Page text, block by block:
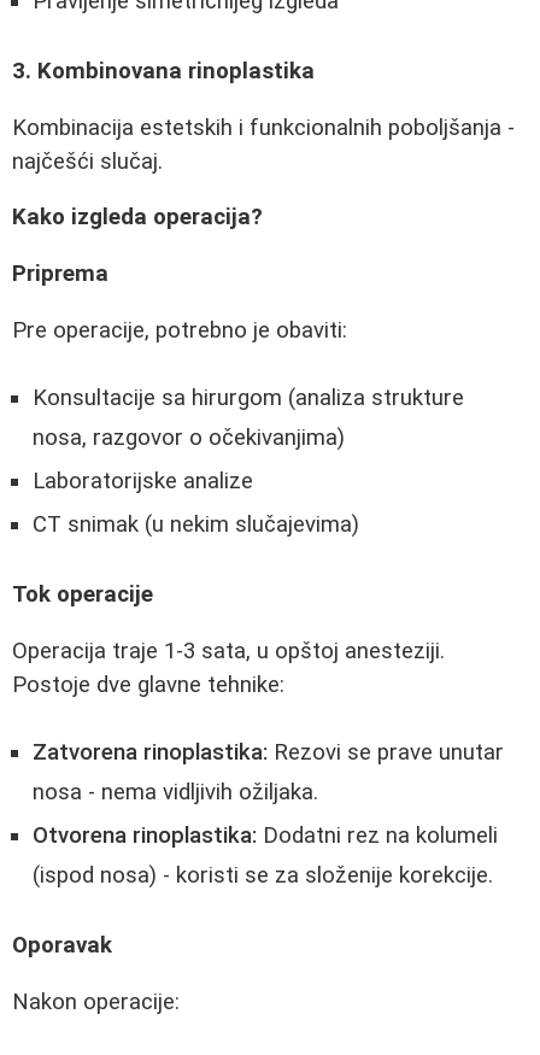
3. Kombinovana rinoplastika
Kombinacija estetskih i funkcionalnih poboljšanja -
najčešći slučaj.
Kako izgleda operacija?
Priprema
Pre operacije, potrebno je obaviti:
Konsultacije sa hirurgom (analiza strukture
nosa, razgovor o očekivanjima)
Laboratorijske analize
CT snimak (u nekim slučajevima)
Tok operacije
Operacija traje 1-3 sata, u opštoj anesteziji.
Postoje dve glavne tehnike:
Zatvorena rinoplastika: Rezovi se prave unutar
nosa - nema vidljivih ožiljaka.
Otvorena rinoplastika: Dodatni rez na kolumeli
(ispod nosa) - koristi se za složenije korekcije.
Oporavak
Nakon operacije: